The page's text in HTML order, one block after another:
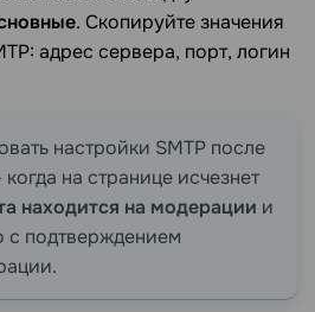
. Скопируйте значения
адрес сервера, порт, логин
настройки SMTP после
на странице исчезнет
находится на модерации и
с подтверждением